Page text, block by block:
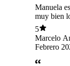
Manuela
muy bien
5
Marcelo
Pérez
Febrero